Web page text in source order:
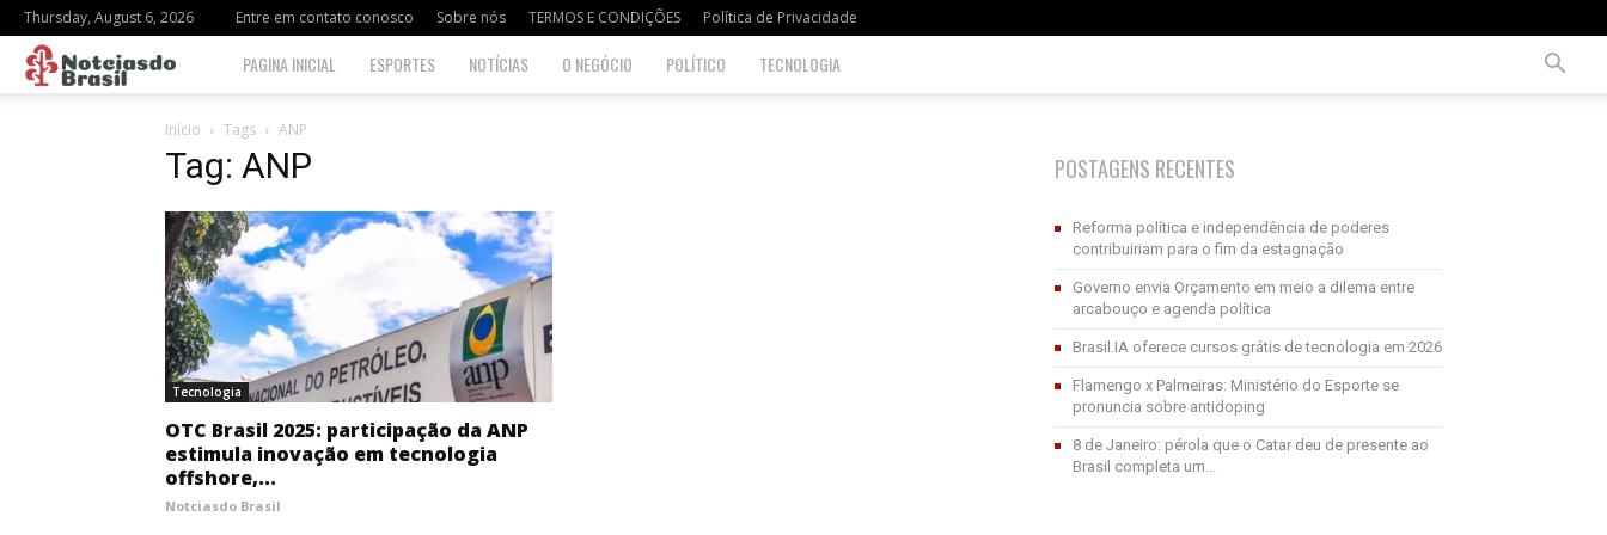
Thursday, August 6, 2026 Entre em contato conosco Sobre nós TERMOS E CONDIÇÕES Política de Privacidade
Notciasdo
Brasil
PAGINA INICIAL ESPORTES NOTÍCIAS O NEGÓCIO POLÍTICO TECNOLOGIA
Início Tags ANP
Tag: ANP
Tecnologia
OTC Brasil 2025: participação da ANP
estimula inovação em tecnologia
offshore,...
Notciasdo Brasil
POSTAGENS RECENTES
Reforma política e independência de poderes
contribuiriam para o fim da estagnação
Governo envia Orçamento em meio a dilema entre
arcabouço e agenda política
Brasil.IA oferece cursos grátis de tecnologia em 2026
Flamengo x Palmeiras: Ministério do Esporte se
pronuncia sobre antidoping
8 de Janeiro: pérola que o Catar deu de presente ao
Brasil completa um...